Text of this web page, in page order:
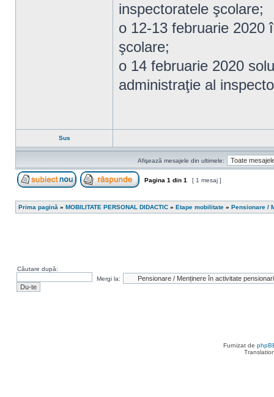
inspectoratele şcolare;
o 12-13 februarie 2020
şcolare;
o 14 februarie 2020
administraţie al
Sus
Afişează mesajele din ultimele:
Pagina 1 din 1 [ 1 mesaj ]
Prima pagină » MOBILITATE PERSONAL DIDACTIC » Etape mobilitate » Pensionare /
Căutare după:
Mergi la:
Furnizat de